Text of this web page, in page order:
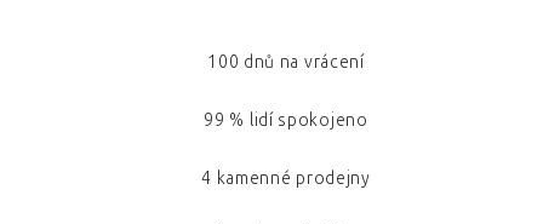
100 dnů na vrácení
99 % lidí spokojeno
4 kamenné prodejny